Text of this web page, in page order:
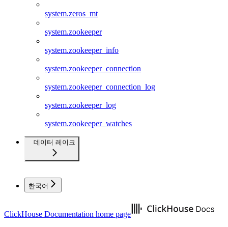
system.zeros_mt
system.zookeeper
system.zookeeper_info
system.zookeeper_connection
system.zookeeper_connection_log
system.zookeeper_log
system.zookeeper_watches
데이터 레이크
한국어
ClickHouse Documentation home page